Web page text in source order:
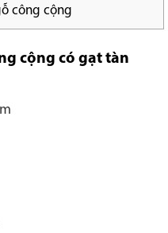
công cộng
cộng có gạt tàn